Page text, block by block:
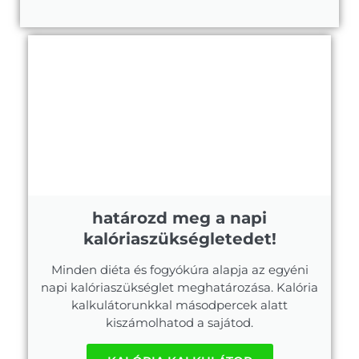
határozd meg a napi
kalóriaszükségletedet!
Minden diéta és fogyókúra alapja az egyéni
napi kalóriaszükséglet meghatározása. Kalória
kalkulátorunkkal másodpercek alatt
kiszámolhatod a sajátod.